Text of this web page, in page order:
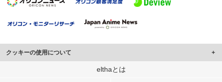
クッキーの使用について
このサイトでは Cookie を使用して、ユーザーに合わせたコンテンツや広告の
elthaとは